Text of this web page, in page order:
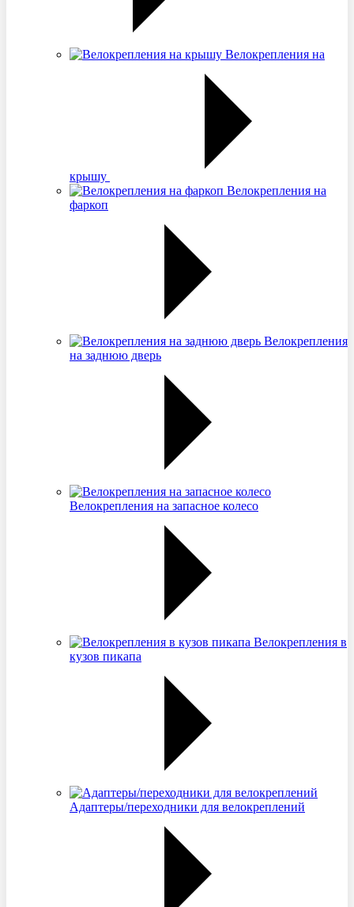
Велокрепления на
крышу
Велокрепления на
фаркоп
Велокрепления
на заднюю дверь
Велокрепления на запасное колесо
Велокрепления в
кузов пикапа
Адаптеры/переходники для велокреплений